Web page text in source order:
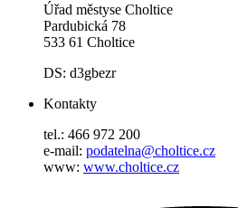
Úřad městyse Choltice
Pardubická 78
533 61 Choltice
DS: d3gbezr
Kontakty
tel.: 466 972 200
e-mail: podatelna@choltice.cz
www: www.choltice.cz